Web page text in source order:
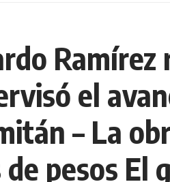
el
– La
pesos El